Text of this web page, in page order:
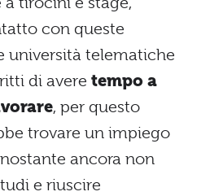
con queste
università telematiche
di avere tempo a
, per questo
trovare un impiego
ancora non
e riuscire